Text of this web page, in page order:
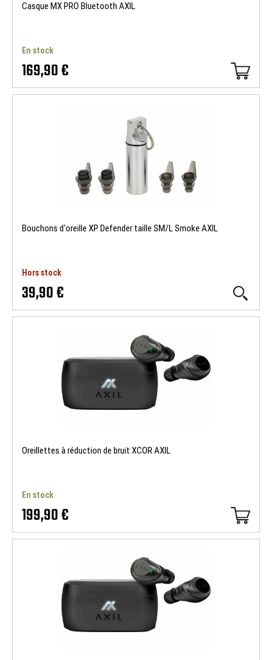
Casque MX PRO Bluetooth AXIL
En stock
169,90 €
Bouchons d'oreille XP Defender taille SM/L Smoke AXIL
Hors stock
39,90 €
Oreillettes à réduction de bruit XCOR AXIL
En stock
199,90 €